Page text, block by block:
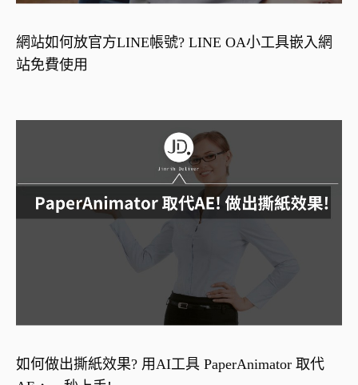
網站如何放官方LINE帳號? LINE OA小工具嵌入網
站免費使用
如何做出撕紙效果? 用AI工具 PaperAnimator 取代